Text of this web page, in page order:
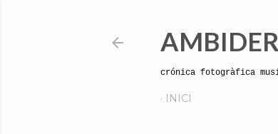
crónica fotogràfica
INICI